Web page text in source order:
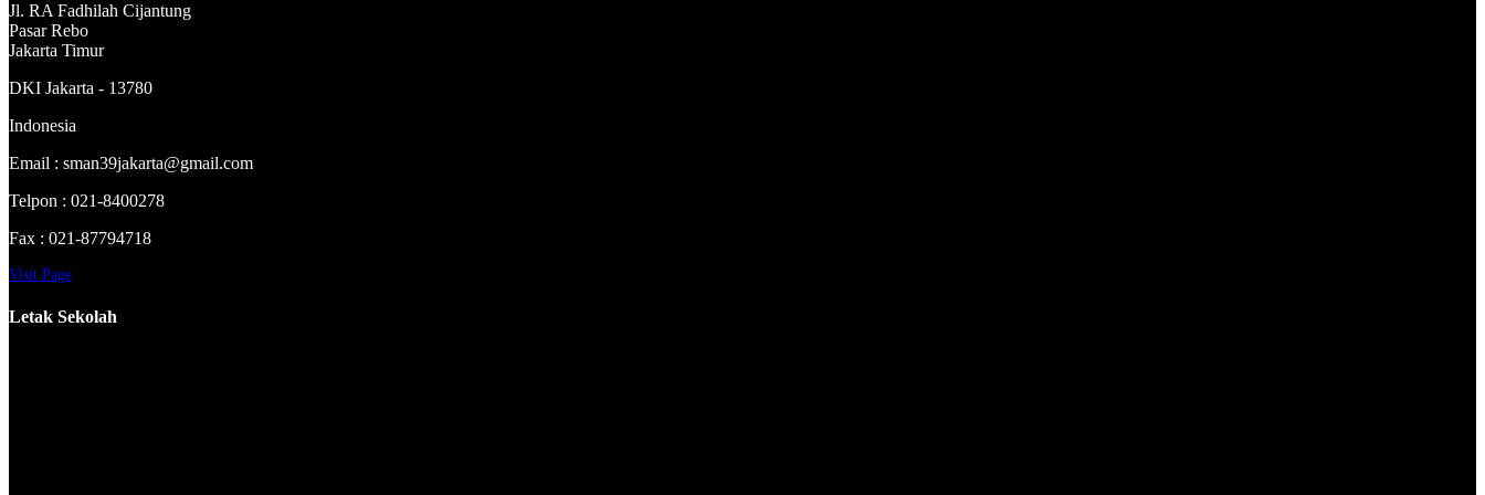
Jl. RA Fadhilah Cijantung
Pasar Rebo
Jakarta Timur
DKI Jakarta - 13780
Indonesia
Email : sman39jakarta@gmail.com
Telpon : 021-8400278
Fax : 021-87794718
Visit Page
Letak Sekolah